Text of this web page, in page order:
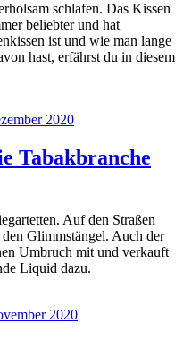
schlafen. Das Kissen
beliebter und hat
ist und wie man lange
hast, erfährst du in diesem
2020
Tabakbranche
Auf den Straßen
Glimmstängel. Auch der
Umbruch mit und verkauft
Liquid dazu.
2020